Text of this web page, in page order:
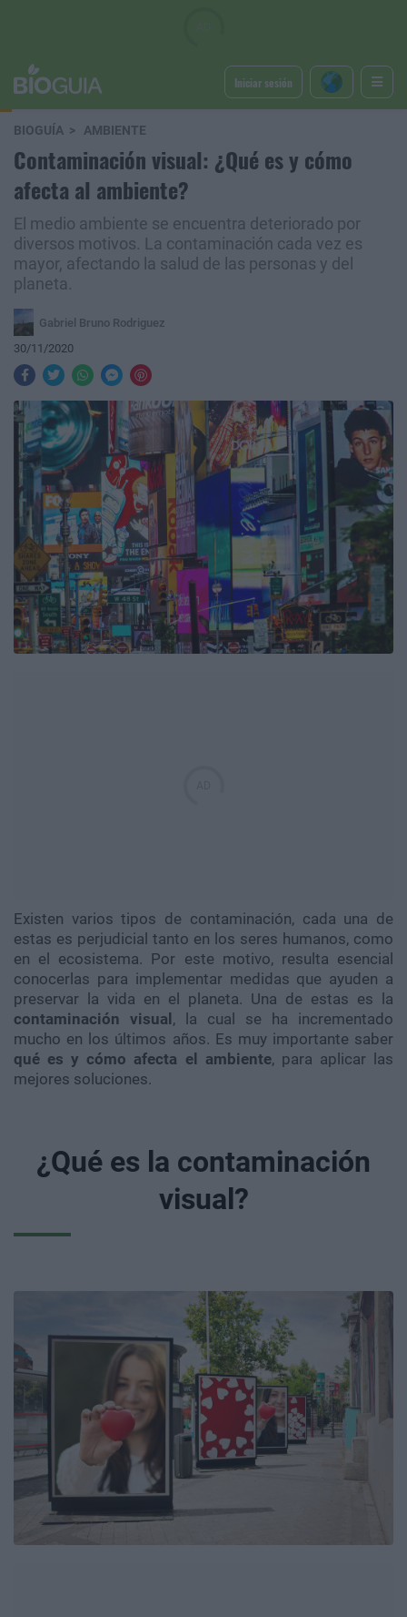
Iniciar sesión
BIOGUÍA AMBIENTE
Contaminación visual: ¿Qué es y cómo
afecta al ambiente?
El medio ambiente se encuentra deteriorado por
diversos motivos. La contaminación cada vez es
mayor, afectando la salud de las personas y del
planeta.
Gabriel Bruno Rodriguez
30/11/2020
Existen varios tipos de contaminación, cada una de
estas es perjudicial tanto en los seres humanos, como
en el ecosistema. Por este motivo, resulta esencial
conocerlas para implementar medidas que ayuden a
preservar la vida en el planeta. Una de estas es la
contaminación visual , la cual se ha incrementado
mucho en los últimos años. Es muy importante saber
qué es y cómo afecta el ambiente, para aplicar las
mejores soluciones.
¿Qué es la contaminación
visual?